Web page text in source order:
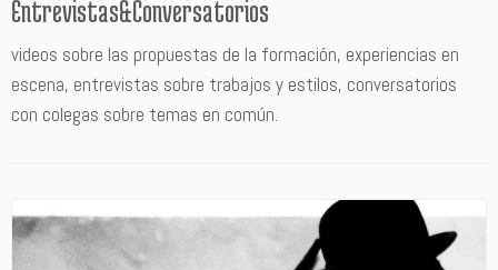
Entrevistas&Conversatorios
videos sobre las propuestas de la formación, experiencias en
escena, entrevistas sobre trabajos y estilos, conversatorios
con colegas sobre temas en común.